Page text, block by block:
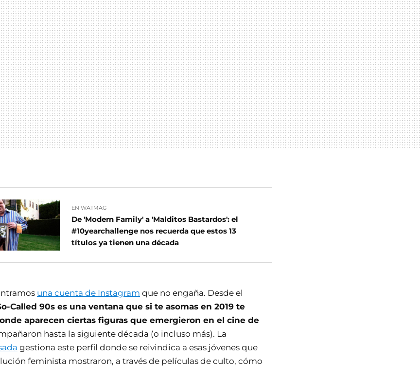
EN WATMAG
De 'Modern Family' a 'Malditos Bastardos': el
#10yearchallenge nos recuerda que estos 13
títulos ya tienen una década
una cuenta de Instagram que no engaña. Desde el
Called 90s es una ventana que si te asomas en 2019 te
aparecen ciertas figuras que emergieron en el cine de
hasta la siguiente década (o incluso más). La
gestiona este perfil donde se reivindica a esas jóvenes que
feminista mostraron, a través de películas de culto, cómo